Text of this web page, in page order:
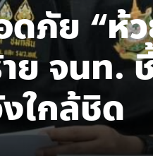
ภัย “ห้
ย จนท.
ใกล้ชิด